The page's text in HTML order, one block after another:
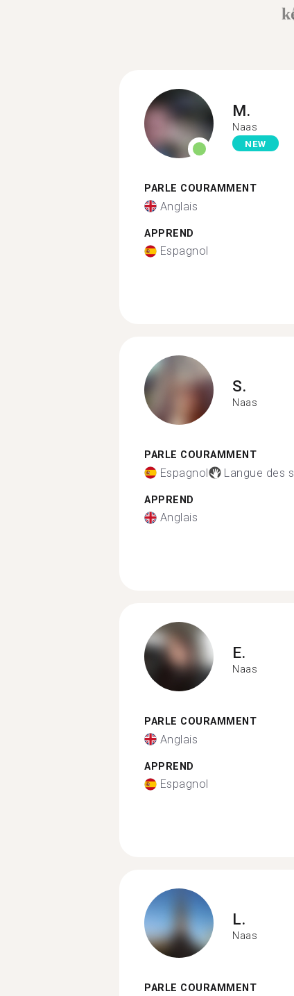
M.
Naas
NEW
PARLE COURAMMENT
Anglais
APPREND
Espagnol
S.
Naas
PARLE COURAMMENT
Espagnol Langue des
APPREND
Anglais
E.
Naas
PARLE COURAMMENT
Anglais
APPREND
Espagnol
L.
Naas
PARLE COURAMMENT